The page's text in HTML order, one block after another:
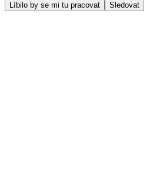
Líbilo by se mi tu pracovat Sledovat